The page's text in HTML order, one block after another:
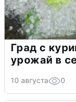
Град с
урожай в
10 августа 0